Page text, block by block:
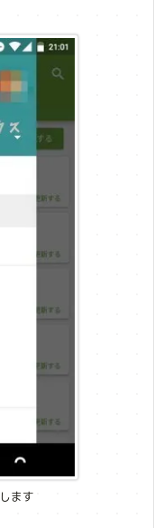
ます